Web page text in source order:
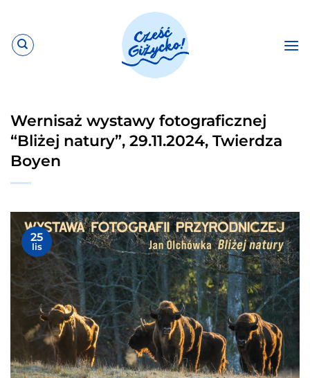
zawartości
Wernisaż wystawy fotograficznej
“Bliżej natury”, 29.11.2024, Twierdza
Boyen
25
lis